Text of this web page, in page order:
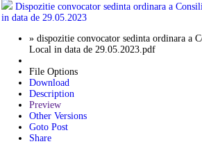
Dispozitie convocator sedinta ordinara a
in data de 29.05.2023
» dispozitie convocator sedinta ordinara a
Local in data de 29.05.2023.pdf
File Options
Download
Description
Preview
Other Versions
Goto Post
Share